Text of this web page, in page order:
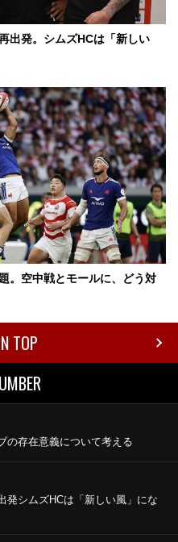
出発。シムズHCは「新しい
。空中戦とモールに、どう対
TOP
の存在意義について考える
発シムズHCは「新しい風」にな